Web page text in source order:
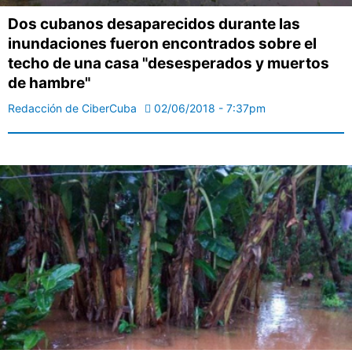
Dos cubanos desaparecidos durante las
inundaciones fueron encontrados sobre el
techo de una casa "desesperados y muertos
de hambre"
Redacción de CiberCuba 02/06/2018 - 7:37pm